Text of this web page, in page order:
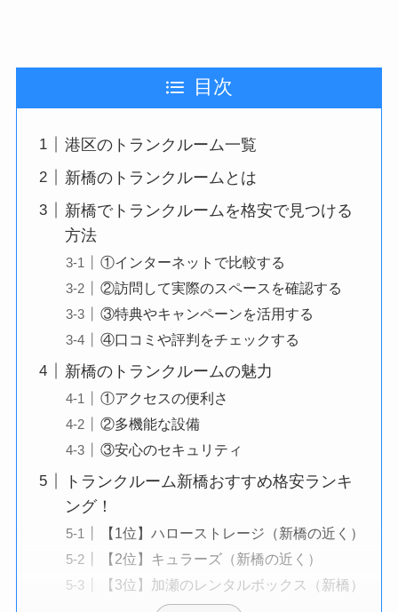
目次
港区のトランクルーム一覧
新橋のトランクルームとは
新橋でトランクルームを格安で見つける
方法
①インターネットで比較する
②訪問して実際のスペースを確認する
③特典やキャンペーンを活用する
④口コミや評判をチェックする
新橋のトランクルームの魅力
①アクセスの便利さ
②多機能な設備
③安心のセキュリティ
トランクルーム新橋おすすめ格安ランキ
ング！
【1位】ハローストレージ（新橋の近く）
【2位】キュラーズ（新橋の近く）
【3位】加瀬のレンタルボックス（新橋）